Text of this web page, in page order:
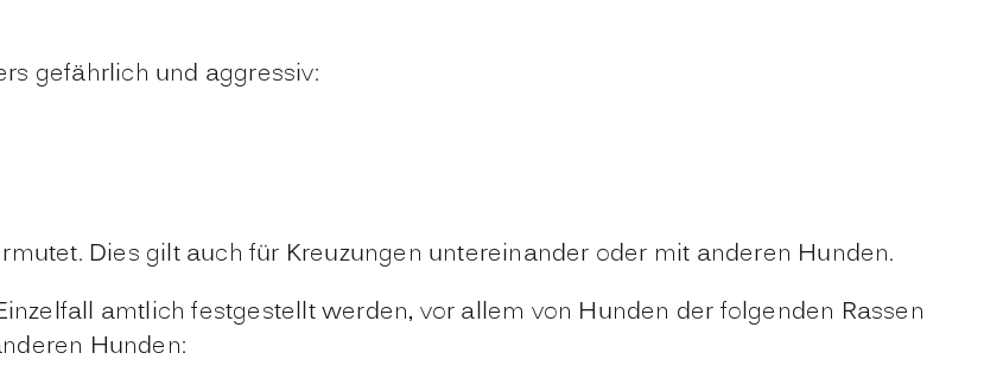
gefährlich und aggressiv:
Dies gilt auch für Kreuzungen untereinander oder mit anderen Hunden.
amtlich festgestellt werden, vor allem von Hunden der folgenden Rassen
Hunden: